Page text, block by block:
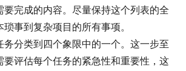
要完成的内容。尽量保持这个列表的全
事到复杂项目的所有事项。
务分类到四个象限中的一个。这一步至
要评估每个任务的紧急性和重要性，这